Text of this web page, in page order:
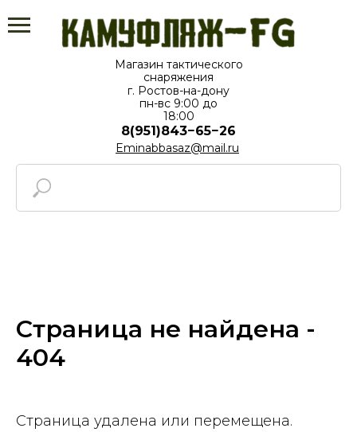
Магазин тактического
снаряжения
г. Ростов-на-дону
пн-вс⁠ 9:00 до
18:00
Eminabbasaz@mail.ru
8(951)843−65−26
Страница не найдена -
404
Страница удалена или перемещена.